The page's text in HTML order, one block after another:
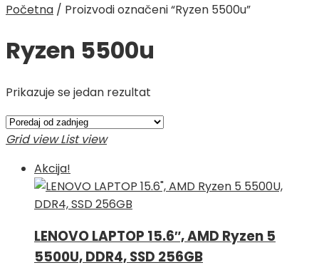
Početna / Proizvodi označeni “Ryzen 5500u”
Ryzen 5500u
Prikazuje se jedan rezultat
Grid view List view
Akcija!
LENOVO LAPTOP 15.6″, AMD Ryzen 5
5500U, DDR4, SSD 256GB